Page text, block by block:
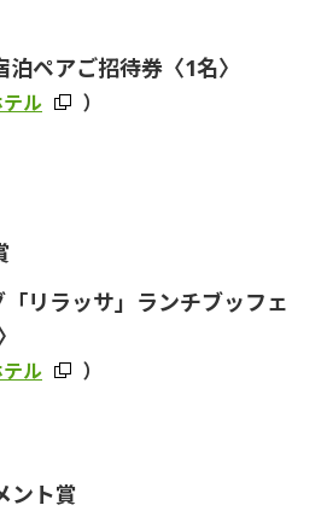
ペアご招待券〈1名〉
ル ）
リラッサ」 ランチブッフェ
ル ）
ント賞